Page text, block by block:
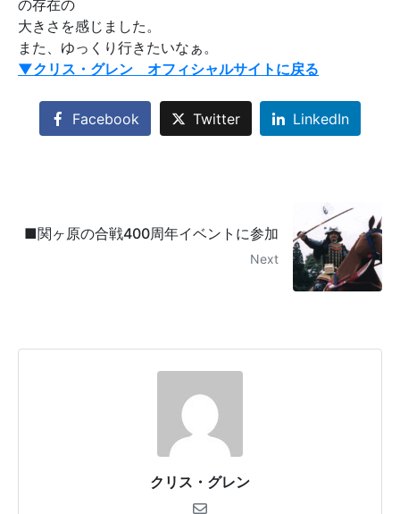
の存在の
大きさを感じました。
また、ゆっくり行きたいなぁ。
▼クリス・グレン オフィシャルサイトに戻る
Facebook Twitter LinkedIn
■関ヶ原の合戦400周年イベントに参加
Next
クリス・グレン